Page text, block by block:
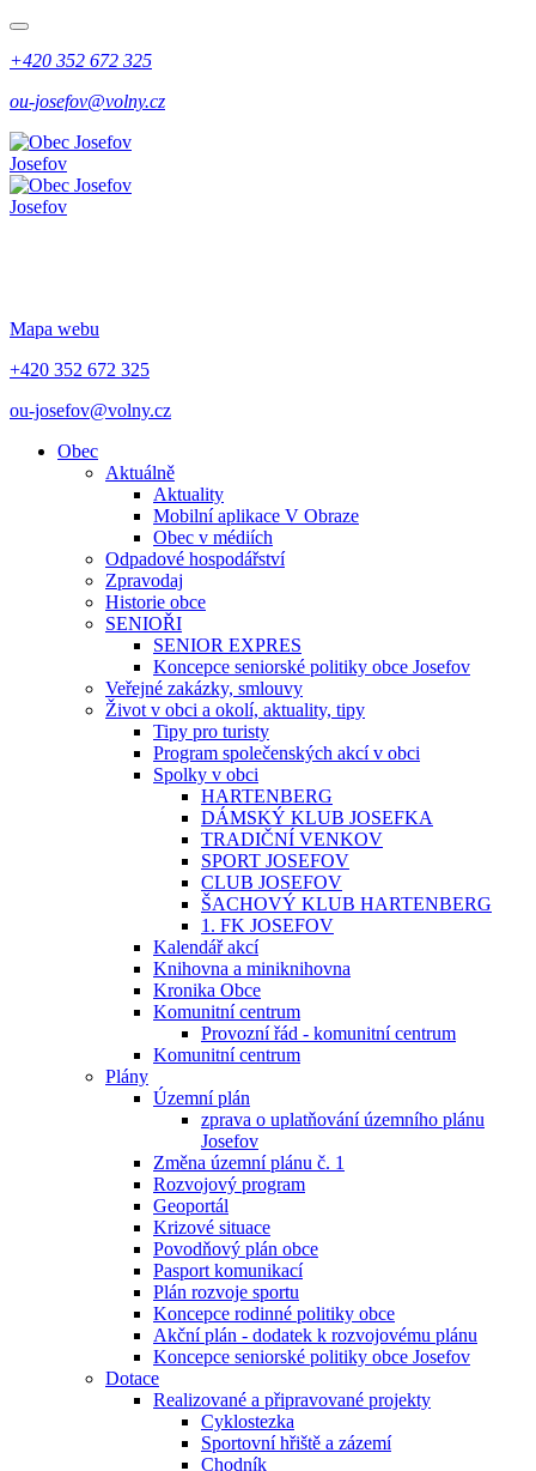
+420 352 672 325
ou-josefov@volny.cz
Josefov
Josefov
Mapa webu
+420 352 672 325
ou-josefov@volny.cz
Obec
Aktuálně
Aktuality
Mobilní aplikace V Obraze
Obec v médiích
Odpadové hospodářství
Zpravodaj
Historie obce
SENIOŘI
SENIOR EXPRES
Koncepce seniorské politiky obce Josefov
Veřejné zakázky, smlouvy
Život v obci a okolí, aktuality, tipy
Tipy pro turisty
Program společenských akcí v obci
Spolky v obci
HARTENBERG
DÁMSKÝ KLUB JOSEFKA
TRADIČNÍ VENKOV
SPORT JOSEFOV
CLUB JOSEFOV
ŠACHOVÝ KLUB HARTENBERG
1. FK JOSEFOV
Kalendář akcí
Knihovna a miniknihovna
Kronika Obce
Komunitní centrum
Provozní řád - komunitní centrum
Komunitní centrum
Plány
Územní plán
zprava o uplatňování územního plánu
Josefov
Změna územní plánu č. 1
Rozvojový program
Geoportál
Krizové situace
Povodňový plán obce
Pasport komunikací
Plán rozvoje sportu
Koncepce rodinné politiky obce
Akční plán - dodatek k rozvojovému plánu
Koncepce seniorské politiky obce Josefov
Dotace
Realizované a připravované projekty
Cyklostezka
Sportovní hřiště a zázemí
Chodník